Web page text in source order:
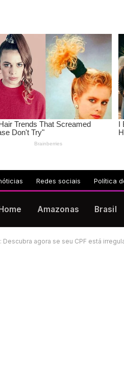
Redes sociais Política
Amazonas Brasil
agora se seu CPF está